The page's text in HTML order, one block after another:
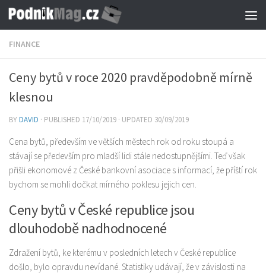
Skip to content
FINANCE
Ceny bytů v roce 2020 pravděpodobně mírně
klesnou
BYDAVID · PUBLISHED 17/10/2019 · UPDATED 30/09/2019
Cena bytů, především ve větších městech rok od roku stoupá a
stávají se především pro mladší lidi stále nedostupnějšími. Teď však
přišli ekonomové z České bankovní asociace s informací, že příští rok
bychom se mohli dočkat mírného poklesu jejich cen.
Ceny bytů v České republice jsou
dlouhodobě nadhodnocené
Zdražení bytů, ke kterému v posledních letech v České republice
došlo, bylo opravdu nevídané. Statistiky udávají, že v závislosti na